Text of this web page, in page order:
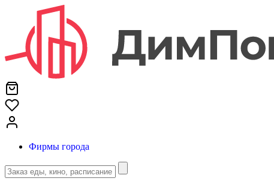
Фирмы города